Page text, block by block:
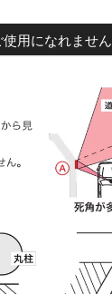
用になれません